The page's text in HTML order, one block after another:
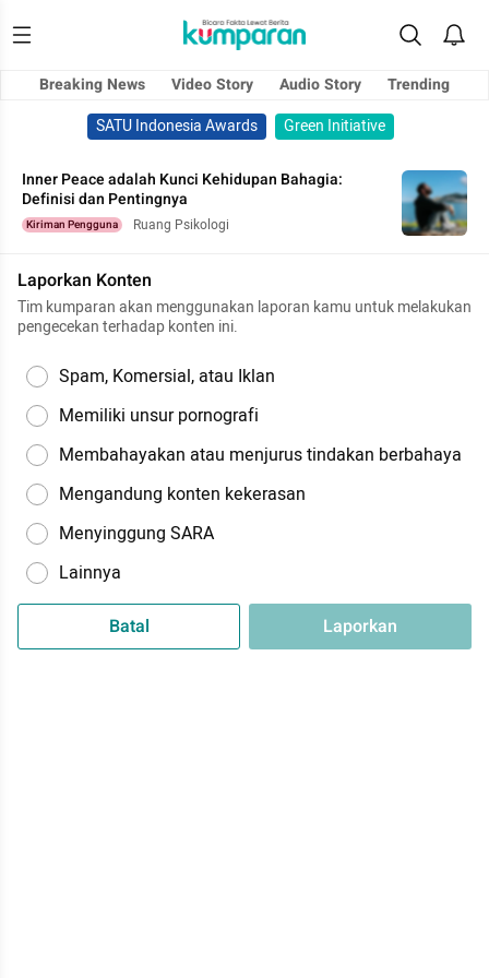
Breaking News Video Story Audio Story
Trending
SATU Indonesia Awards
Green Initiative
Inner Peace adalah Kunci Kehidupan Bahagia:
Definisi dan Pentingnya
Kiriman Pengguna Ruang Psikologi
Laporkan Konten
Tim kumparan akan menggunakan laporan kamu untuk melakukan
pengecekan terhadap konten ini.
Spam, Komersial, atau Iklan
Memiliki unsur pornografi
Membahayakan atau menjurus tindakan berbahaya
Mengandung konten kekerasan
Menyinggung SARA
Lainnya
Batal Laporkan